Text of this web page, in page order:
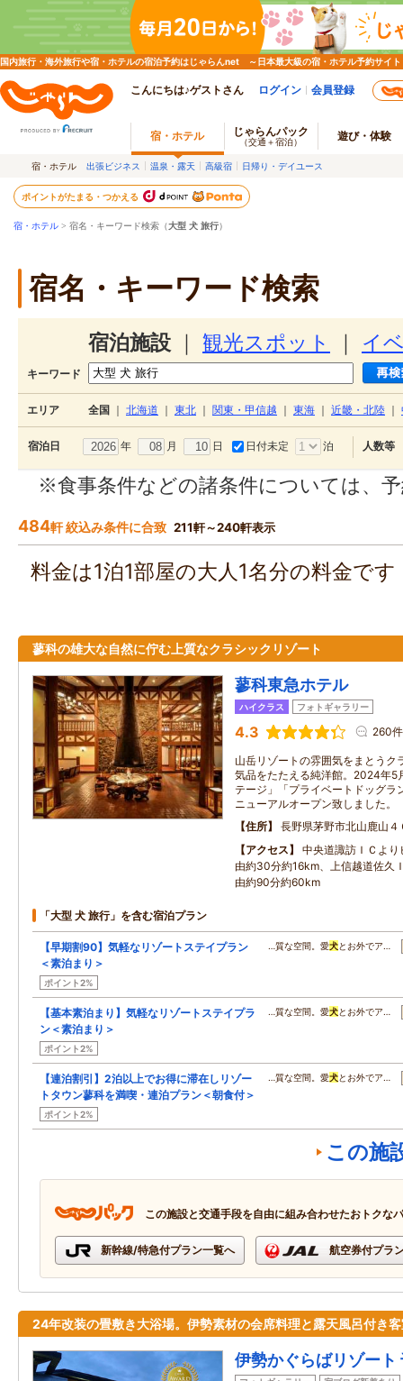
国内旅行・海外旅行や宿・ホテルの宿泊予約はじゃらんnet ～日本最大級の宿・ホテル予約サイト
こんにちは♪ゲストさん ログイン 会員登録
宿・ホテル じゃらんパック
（交通＋宿泊） 遊び・体験
宿・ホテル 出張ビジネス 温泉・露天 高級宿 日帰り・デイユース
ポイントがたまる・つかえる
宿・ホテル > 宿名・キーワード検索（大型 犬 旅行）
宿名・キーワード検索
宿泊施設 観光スポット イ
キーワード
エリア 全国 北海道 東北 関東・甲信越 東海 近畿・北陸
宿泊日 年 月 日 日付未定 泊 人数等
※食事条件などの諸条件については、
484軒 絞込み条件に合致 211軒～240軒表示
料金は1泊1部屋の大人1名分の料金で
蓼科の雄大な自然に佇む上質なクラシックリゾート
蓼科東急ホテル
ハイクラス フォトギャラリー
4.3 260件
山岳リゾートの雰囲気をまとうク
気品をたたえる純洋館。2024年5
テージ」「プライベートドッグラ
ニューアルオープン致しました。
住所
長野県茅野市北山鹿山４
アクセス
中央道諏訪ＩＣよ
由約30分約16km、上信越道佐久
由約90分約60km
「大型 犬 旅行」を含む宿泊プラン
【早期割90】気軽なリゾートステイプラン
＜素泊まり＞
ポイント2%
…質な空間。愛犬とお外でア…
【基本素泊まり】気軽なリゾートステイプラ
ン＜素泊まり＞
ポイント2%
…質な空間。愛犬とお外でア…
【連泊割引】2泊以上でお得に滞在しリゾー
トタウン蓼科を満喫・連泊プラン＜朝食付＞
ポイント2%
…質な空間。愛犬とお外でア…
この施
この施設と交通手段を自由に組み合わせたおトクな
新幹線/特急付プラン一覧へ 航空券付プラ
24年改装の畳敷き大浴場。伊勢素材の会席料理と露天風呂付き
伊勢かぐらばリゾート